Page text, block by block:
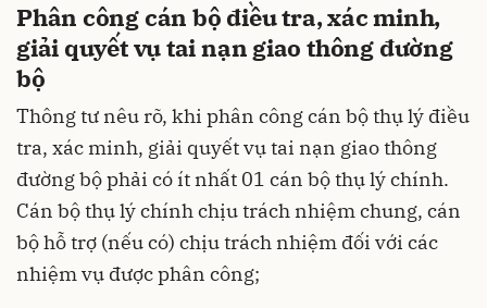
Phân công cán bộ điều tra, xác minh,
giải quyết vụ tai nạn giao thông đường
bộ
Thông tư nêu rõ, khi phân công cán bộ thụ lý điều
tra, xác minh, giải quyết vụ tai nạn giao thông
đường bộ phải có ít nhất 01 cán bộ thụ lý chính.
Cán bộ thụ lý chính chịu trách nhiệm chung, cán
bộ hỗ trợ (nếu có) chịu trách nhiệm đối với các
nhiệm vụ được phân công;